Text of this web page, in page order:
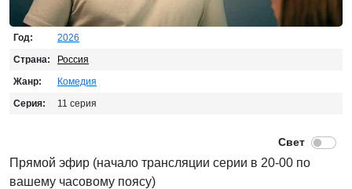
Год:
2026
Страна:
Россия
Жанр:
Комедия
Серия:
11 серия
Прямой эфир (начало трансляции серии в 20-00 по
вашему часовому поясу)